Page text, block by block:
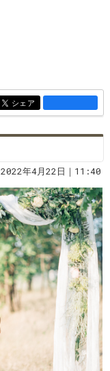
entry1363
シェア
2022年4月22日｜11:40